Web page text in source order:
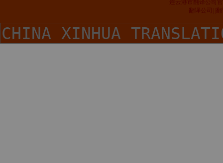
连云港市翻译公司
翻译公司| |